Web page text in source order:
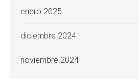
enero 2025
diciembre 2024
noviembre 2024